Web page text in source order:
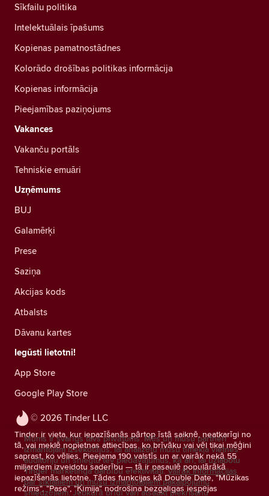
© 2026 Tinder LLC
Tinder ir vieta, kur iepazīšanās pārtop īstā saiknē, neatkarīgi no
tā, vai meklē nopietnas attiecības, ko brīvāku vai vēl tikai mēģini
saprast, ko vēlies. Pieejama 190 valstīs un ar vairāk nekā 55
miljardiem izveidotu saderību — tā ir pasaulē populārākā
iepazīšanās lietotne. Tādas funkcijas kā Double Date, "Mūzikas
režīms", "Pase", "Ķīmija" nodrošina bezgalīgas iespējas
Sīkfailu politika
Intelektuālais īpašums
Kopienas pamatnostādnes
Kolorādo drošības politikas informācija
Kopienas informācija
Pieejamības paziņojums
Vakances
Vakanču portāls
Tehniskie emuāri
Uzņēmums
BUJ
Galamērķi
Prese
Saziņa
Akcijas kods
Atbalsts
Dāvanu kartes
Iegūsti lietotni!
App Store
Google Play Store
Mums ir svarīgs tavs privātums. Mēs un mūsu partneri
izmantojam izsekotājus, lai analizētu mūsu tīmekļa vietnes
auditoriju un sniegtu tev piedāvājumus, kā arī, lai uzlabotu
Tinder mārketinga darbību efektivitāti. Vairāk informācijas
par sīkfailiem un mūsu izmantotajiem pakalpojumu
sniedzējiem. Jebkurā brīdī vari atsaukt piekrišanu